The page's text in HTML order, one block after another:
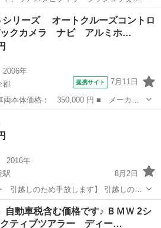
換、ソレノイドバルブ、ウォーターポ
ーポンプパイプ交換しました。 とて
クーパー...
BMW クラブマン
シリーズ オートクルーズコントロ
クカメラ ナビ アルミホ…
2006年
郡
提携サイト 7月11日
シリーズ ■ グレード名： オート
クカメラ ナビ アルミホイール ＨＩ
2016年
駅
8月2日
のため手放します】 引越しの予
て行くことが難しいため出品します。
BMW 218i グランツアラーです。 走
その他
自動車税含む価格です♪ ＢＭＷ 2シ
クティブツアラー ディー…